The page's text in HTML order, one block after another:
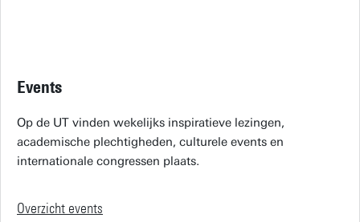
Events
Op de UT vinden wekelijks inspiratieve lezingen,
academische plechtigheden, culturele events en
internationale congressen plaats.
Overzicht events